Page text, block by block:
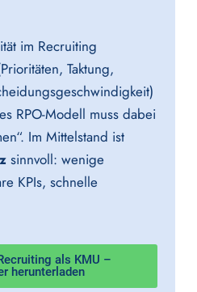
im Recruiting
Taktung,
RPO-Modell muss dabei
Im Mittelstand ist
sinnvoll: wenige
KPIs, schnelle
als KMU –
herunterladen